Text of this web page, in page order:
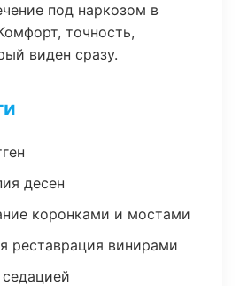
под наркозом в
точность,
виден сразу.
десен
коронками и мостами
реставрация винирами